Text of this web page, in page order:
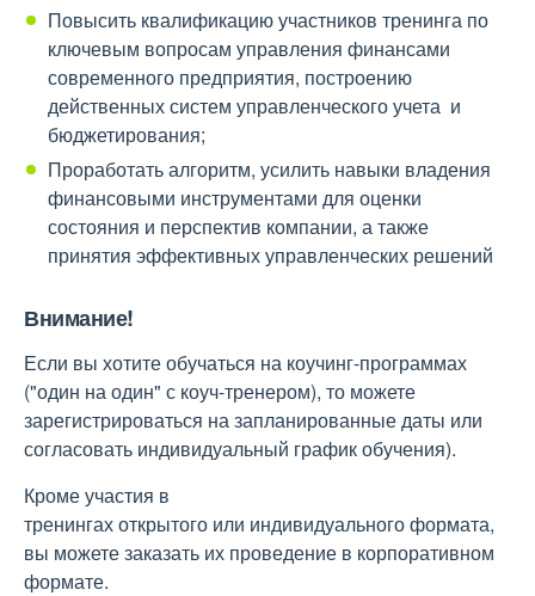
Повысить квалификацию участников тренинга по
ключевым вопросам управления финансами
современного предприятия, построению
действенных систем управленческого учета и
бюджетирования;
Проработать алгоритм, усилить навыки владения
финансовыми инструментами для оценки
состояния и перспектив компании, а также
принятия эффективных управленческих решений
Внимание!
Если вы хотите обучаться на коучинг-программах
("один на один" с коуч-тренером), то можете
зарегистрироваться на запланированные даты или
согласовать индивидуальный график обучения).
Кроме участия в
тренингах открытого или индивидуального формата,
вы можете заказать их проведение в корпоративном
формате.